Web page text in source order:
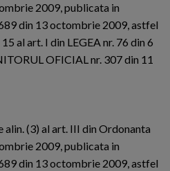
2009, publicata in
din 13 octombrie 2009, astfel
al art. I din LEGEA nr. 76 din 6
OFICIAL nr. 307 din 11
(3) al art. III din Ordonanta
2009, publicata in
din 13 octombrie 2009, astfel